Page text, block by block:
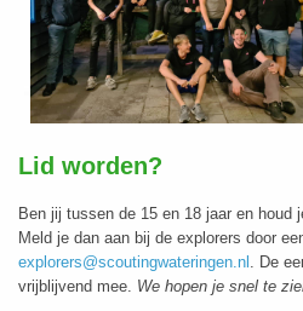
Lid worden?
Ben jij tussen de 15 en 18 jaar en houd
Meld je dan aan bij de explorers door
explorers@scoutingwateringen.nl . De
vrijblijvend mee. We hopen je snel te